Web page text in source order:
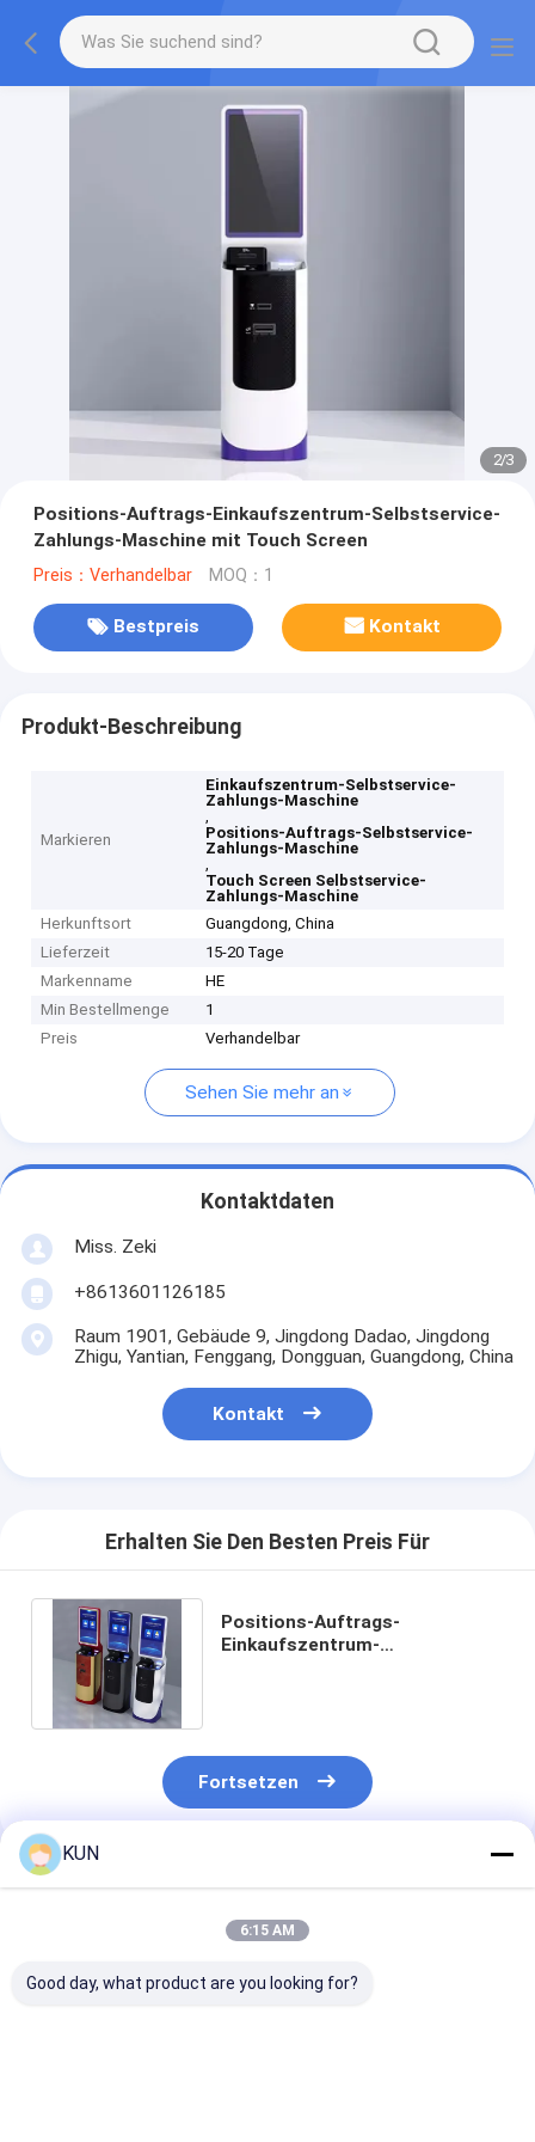
2/3
Positions-Auftrags-Einkaufszentrum-Selbstservice-
Zahlungs-Maschine mit Touch Screen
Preis：Verhandelbar MOQ：1
Bestpreis Kontakt
Produkt-Beschreibung
Markieren
Einkaufszentrum-Selbstservice-
Zahlungs-Maschine
,
Positions-Auftrags-Selbstservice-
Zahlungs-Maschine
,
Touch Screen Selbstservice-
Zahlungs-Maschine
Herkunftsort
Guangdong, China
Lieferzeit
15-20 Tage
Markenname
HE
Min Bestellmenge
1
Preis
Verhandelbar
Sehen Sie mehr an
Kontaktdaten
Miss. Zeki
+8613601126185
Raum 1901, Gebäude 9, Jingdong Dadao, Jingdong
Zhigu, Yantian, Fenggang, Dongguan, Guangdong, China
Kontakt
Erhalten Sie Den Besten Preis Für
Positions-Auftrags-
Einkaufszentrum-
Fortsetzen
Empfohlene Produkte
KUN
6:15 AM
Good day, what product are you looking for?